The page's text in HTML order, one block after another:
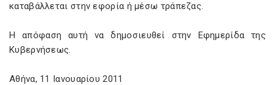
καταβάλλεται στην εφορία ή μέσω τράπεζας.
Η απόφαση αυτή να δημοσιευθεί στην Εφημερίδα της
Κυβερνήσεως.
Αθήνα, 11 Ιανουαρίου 2011